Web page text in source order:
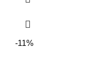
-11%